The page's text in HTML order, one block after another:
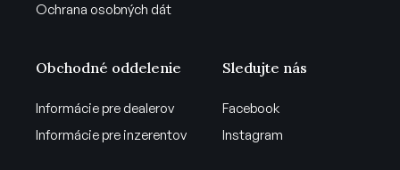
Ochrana osobných dát
Obchodné oddelenie
Informácie pre dealerov
Informácie pre inzerentov
Sledujte nás
Facebook
Instagram